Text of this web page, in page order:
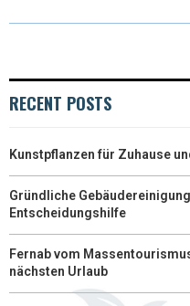
W
E
R
)
E
K
RECENT POSTS
Kunstpflanzen für Zuhause
Gründliche
Entscheidungshilfe
Fernab vom
nächsten Urlaub